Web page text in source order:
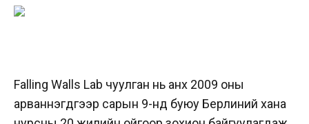
Falling Walls Lab чуулган нь анх 2009 оны
арваннэгдүгээр сарын 9-нд буюу Берлиний хана